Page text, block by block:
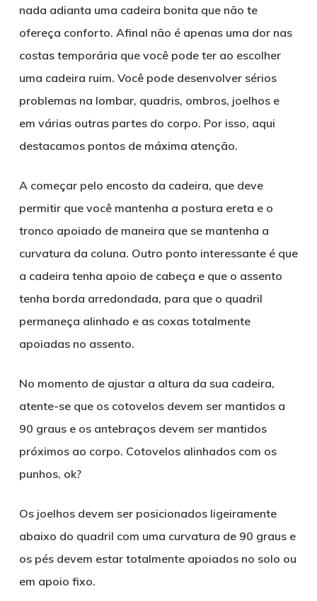
nada adianta uma cadeira bonita que não te
ofereça conforto. Afinal não é apenas uma dor nas
costas temporária que você pode ter ao escolher
uma cadeira ruim. Você pode desenvolver sérios
problemas na lombar, quadris, ombros, joelhos e
em várias outras partes do corpo. Por isso, aqui
destacamos pontos de máxima atenção.
A começar pelo encosto da cadeira, que deve
permitir que você mantenha a postura ereta e o
tronco apoiado de maneira que se mantenha a
curvatura da coluna. Outro ponto interessante é que
a cadeira tenha apoio de cabeça e que o assento
tenha borda arredondada, para que o quadril
permaneça alinhado e as coxas totalmente
apoiadas no assento.
No momento de ajustar a altura da sua cadeira,
atente-se que os cotovelos devem ser mantidos a
90 graus e os antebraços devem ser mantidos
próximos ao corpo. Cotovelos alinhados com os
punhos, ok?
Os joelhos devem ser posicionados ligeiramente
abaixo do quadril com uma curvatura de 90 graus e
os pés devem estar totalmente apoiados no solo ou
em apoio fixo.